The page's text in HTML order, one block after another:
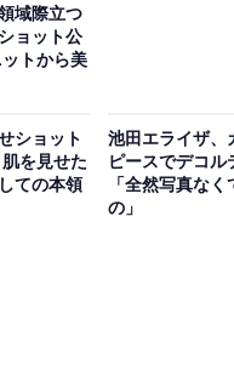
域際立つ
ョット公
トから美
ショット
を見せた
ての本領
池田エライザ、
ピースでデコル
「全然写真な
の」